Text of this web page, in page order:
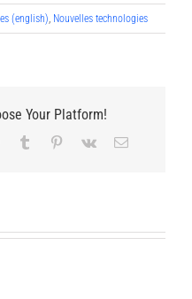
(english), Nouvelles technologies
Your Platform!
Tumblr Pinterest
Vk Email